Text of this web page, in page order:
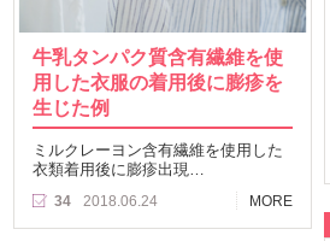
牛乳タンパク質含有繊維を使
用した衣服の着用後に膨疹を
生じた例
ミルクレーヨン含有繊維を使用した
衣類着用後に膨疹出現…
34 2018.06.24 MORE